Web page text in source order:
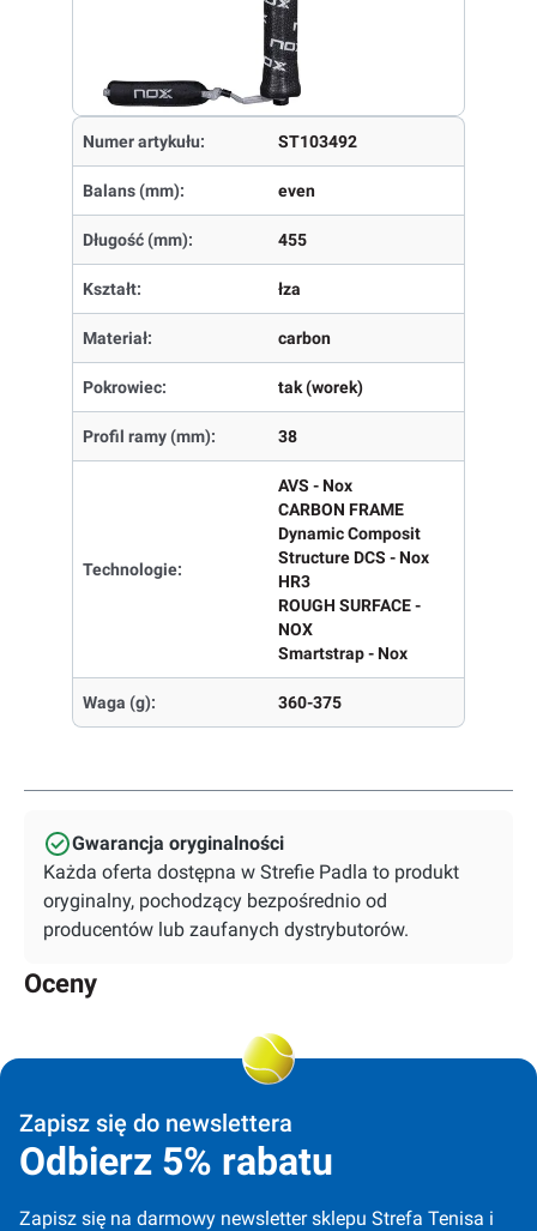
Numer artykułu: ST103492
Balans (mm): even
Długość (mm): 455
Kształt: łza
Materiał: carbon
Pokrowiec: tak (worek)
Profil ramy (mm): 38
Technologie:
AVS - Nox
CARBON FRAME
Dynamic Composit
Structure DCS - Nox
HR3
ROUGH SURFACE -
NOX
Smartstrap - Nox
Waga (g): 360-375
Gwarancja oryginalności
Każda oferta dostępna w Strefie Padla to produkt
oryginalny, pochodzący bezpośrednio od
producentów lub zaufanych dystrybutorów.
Oceny
Zapisz się do newslettera
Odbierz 5% rabatu
Zapisz się na darmowy newsletter sklepu Strefa Tenisa i